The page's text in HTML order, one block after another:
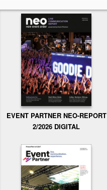
EVENT PARTNER NEO-REPORT
2/2026 DIGITAL